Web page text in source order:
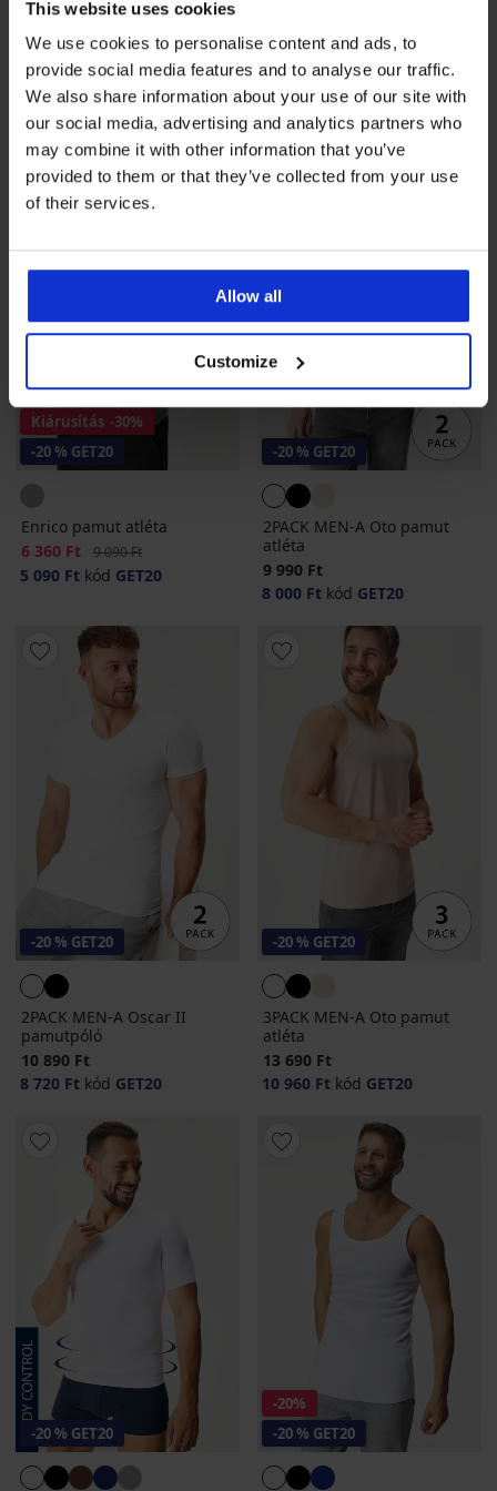
This website uses cookies
We use cookies to personalise content and ads, to
provide social media features and to analyse our traffic.
We also share information about your use of our site with
our social media, advertising and analytics partners who
may combine it with other information that you’ve
provided to them or that they’ve collected from your use
of their services.
Allow all
Customize
Varrás nélküli póló SilverPro
Classic I
10 890 Ft
8 720 FtkódGET20
Varrások nélküli trikó
SilverPro
9 090 Ft
7 280 Ft kódGET20
LIMITED
Kiárusítás -30%
-20 % GET20
Enrico pamut atléta
Kedvezmény
6 360 Ft Eredeti ár
9 090 Ft
5 090 Ft kód GET20
-20 % GET20
2PACK MEN-A Oto pamut
atléta
9 990 Ft
8 000 Ft kód GET20
-20 % GET20
2PACK MEN-A Oscar II
pamutpóló
10 890 Ft
8 720 Ft kód GET20
-20 % GET20
3PACK MEN-A Oto pamut
atléta
13 690 Ft
10 960 Ft kód GET20
-20 % GET20
-20%
-20 % GET20